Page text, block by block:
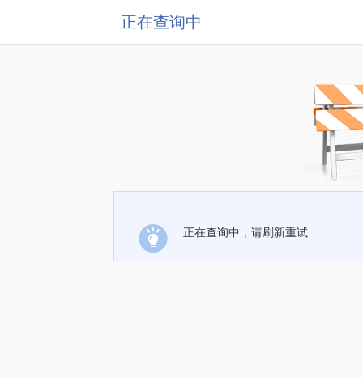
正在查询中
正在查询中，请刷新重试